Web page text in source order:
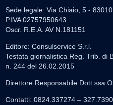
Sede legale: Via Chiaio, 5 -
P.IVA 02757950643
Oscr. R.E.A. AV N.181151
Editore: Consulservice S.r.l.
Testata giornalistica Reg. Trib. di
n. 244 del 26.02.2015
Direttore Responsabile Dott.ssa
Contatti: 0824.337274 –